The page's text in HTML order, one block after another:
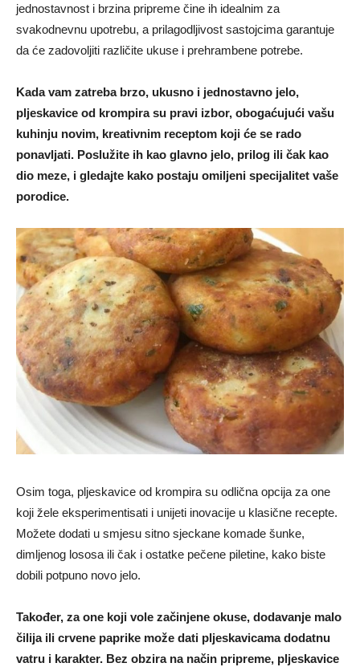
jednostavnost i brzina pripreme čine ih idealnim za
svakodnevnu upotrebu, a prilagodljivost sastojcima garantuje
da će zadovoljiti različite ukuse i prehrambene potrebe.
Kada vam zatreba brzo, ukusno i jednostavno jelo,
pljeskavice od krompira su pravi izbor, obogaćujući vašu
kuhinju novim, kreativnim receptom koji će se rado
ponavljati. Poslužite ih kao glavno jelo, prilog ili čak kao
dio meze, i gledajte kako postaju omiljeni specijalitet vaše
porodice.
Osim toga, pljeskavice od krompira su odlična opcija za one
koji žele eksperimentisati i unijeti inovacije u klasične recepte.
Možete dodati u smjesu sitno sjeckane komade šunke,
dimljenog lososa ili čak i ostatke pečene piletine, kako biste
dobili potpuno novo jelo.
Također, za one koji vole začinjene okuse, dodavanje malo
čilija ili crvene paprike može dati pljeskavicama dodatnu
vatru i karakter. Bez obzira na način pripreme, pljeskavice